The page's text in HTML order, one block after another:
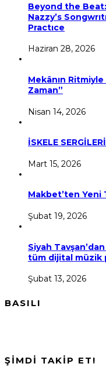
Beyond the Beat:
Nazzy’s
Practıce
Haziran 28, 2026
Mekânın
Zaman”
Nisan 14, 2026
İSKELE
Mart 15, 2026
Makbet’ten Yeni
Şubat 19, 2026
Siyah
tüm dijital müzik
Şubat 13, 2026
BASILI
ŞİMDİ TAKİP ET!